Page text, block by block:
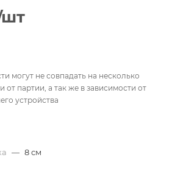
могут не совпадать на несколько
от партии, а так же в зависимости от
устройства
— 8 см